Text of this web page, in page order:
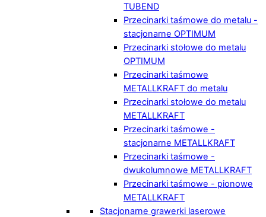
TUBEND
Przecinarki taśmowe do metalu -
stacjonarne OPTIMUM
Przecinarki stołowe do metalu
OPTIMUM
Przecinarki taśmowe
METALLKRAFT do metalu
Przecinarki stołowe do metalu
METALLKRAFT
Przecinarki taśmowe -
stacjonarne METALLKRAFT
Przecinarki taśmowe -
dwukolumnowe METALLKRAFT
Przecinarki taśmowe - pionowe
METALLKRAFT
Stacjonarne grawerki laserowe